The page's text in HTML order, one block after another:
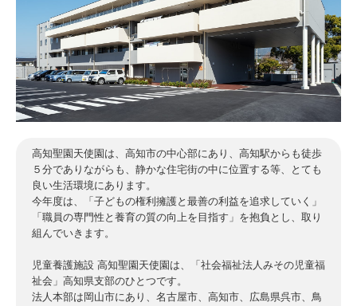
高知聖園天使園は、高知市の中心部にあり、高知駅からも徒歩
５分でありながらも、静かな住宅街の中に位置する等、とても
良い生活環境にあります。
今年度は、「子どもの権利擁護と最善の利益を追求していく」
「職員の専門性と養育の質の向上を目指す」を抱負とし、取り
組んでいきます。
児童養護施設 高知聖園天使園は、「社会福祉法人みその児童福
祉会」高知県支部のひとつです。
法人本部は岡山市にあり、名古屋市、高知市、広島県呉市、鳥